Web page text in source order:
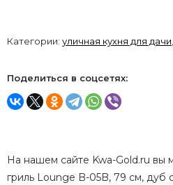
Категории: уличная кухня для дачи,
Поделиться в соцсетях:
На нашем сайте Kwa-Gold.ru вы
гриль Lounge B-05B, 79 см,